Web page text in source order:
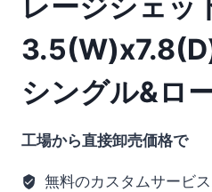
レージシェッ
シングル&ロ
工場から直接卸売価格で
無料のカスタムサービス